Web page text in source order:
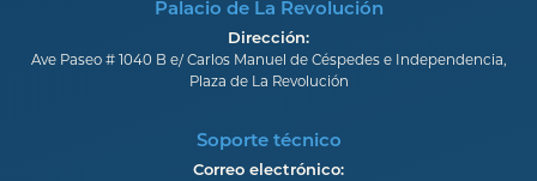
Palacio de La Revolución
Dirección:
Ave Paseo # 1040 B e/ Carlos Manuel de Céspedes e Independencia,
Plaza de La Revolución
Soporte técnico
Correo electrónico: